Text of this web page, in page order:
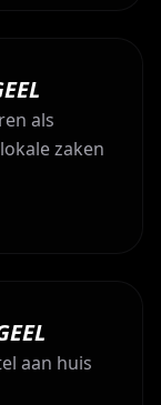
als
zaken
aan huis